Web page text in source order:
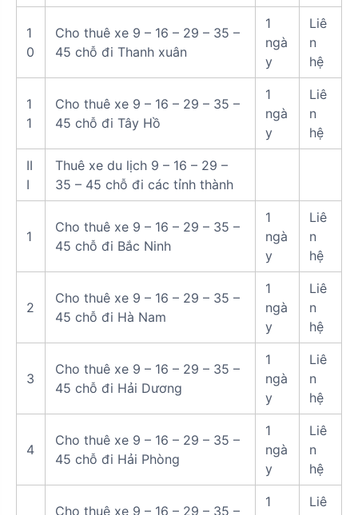
1
0
Cho thuê xe 9 – 16 – 29 – 35 –
45 chỗ đi Thanh xuân
1
ngà
y
Liê
n
hệ
1
1
Cho thuê xe 9 – 16 – 29 – 35 –
45 chỗ đi Tây Hồ
1
ngà
y
Liê
n
hệ
II
I
Thuê xe du lịch 9 – 16 – 29 –
35 – 45 chỗ đi các tỉnh thành
1
Cho thuê xe 9 – 16 – 29 – 35 –
45 chỗ đi Bắc Ninh
1
ngà
y
Liê
n
hệ
2
Cho thuê xe 9 – 16 – 29 – 35 –
45 chỗ đi Hà Nam
1
ngà
y
Liê
n
hệ
3
Cho thuê xe 9 – 16 – 29 – 35 –
45 chỗ đi Hải Dương
1
ngà
y
Liê
n
hệ
4
Cho thuê xe 9 – 16 – 29 – 35 –
45 chỗ đi Hải Phòng
1
ngà
y
Liê
n
hệ
Cho thuê xe 9 – 16 – 29 – 35 –
1
Liê